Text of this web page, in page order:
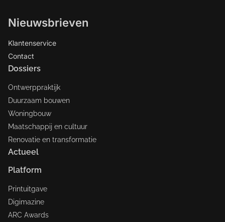
Nieuwsbrieven
Klantenservice
Contact
Dossiers
Ontwerppraktijk
Duurzaam bouwen
Woningbouw
Maatschappij en cultuur
Renovatie en transformatie
Actueel
Platform
Printuitgave
Digimazine
ARC Awards